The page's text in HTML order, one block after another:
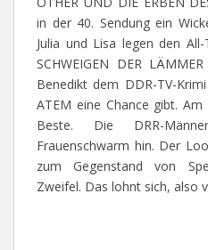
in der 40. Sendung ein
Julia und Lisa legen den All-
SCHWEIGEN DER
Benedikt dem DDR-TV-Krimi
ATEM eine Chance gibt.
Beste. Die DRR-
Frauenschwarm hin. Der
zum Gegenstand von
Zweifel. Das lohnt sich, also